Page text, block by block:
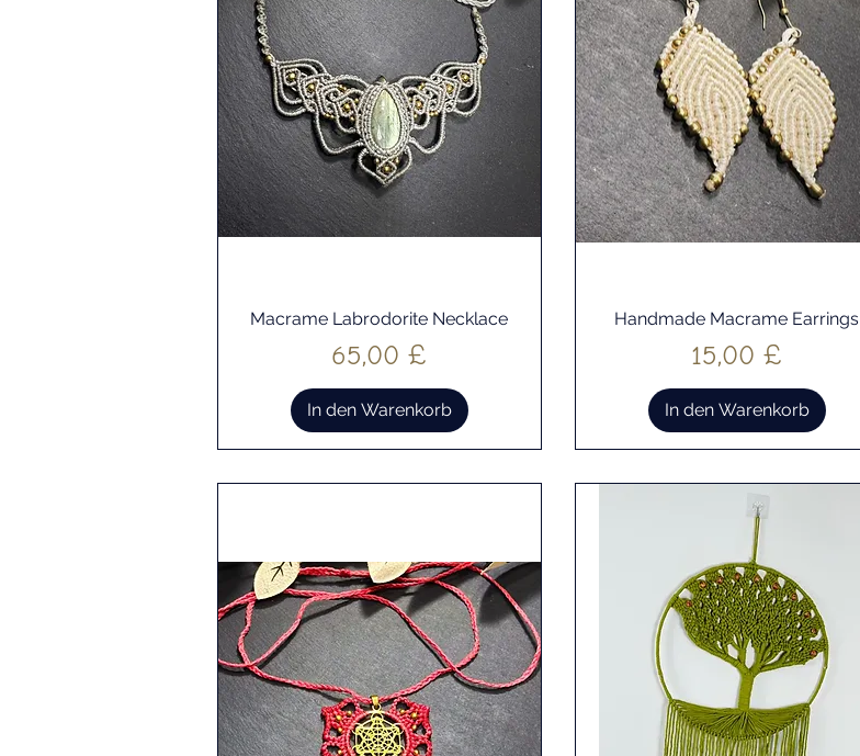
Schnellansicht
Macrame Labrodorite Necklace
Preis
65,00 £
In den Warenkorb
Schnellansicht
Handmade Macrame Earrings
Preis
15,00 £
In den Warenkorb